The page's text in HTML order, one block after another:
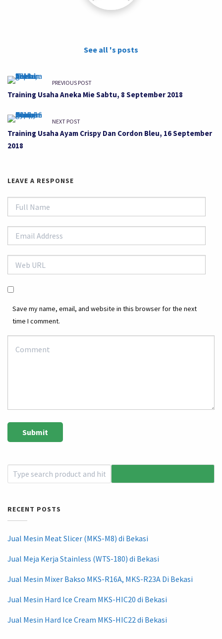
See all 's posts
PREVIOUS POST
Training Usaha Aneka Mie Sabtu, 8 September 2018
NEXT POST
Training Usaha Ayam Crispy Dan Cordon Bleu, 16 September
2018
LEAVE A RESPONSE
Save my name, email, and website in this browser for the next
time I comment.
RECENT POSTS
Jual Mesin Meat Slicer (MKS-M8) di Bekasi
Jual Meja Kerja Stainless (WTS-180) di Bekasi
Jual Mesin Mixer Bakso MKS-R16A, MKS-R23A Di Bekasi
Jual Mesin Hard Ice Cream MKS-HIC20 di Bekasi
Jual Mesin Hard Ice Cream MKS-HIC22 di Bekasi